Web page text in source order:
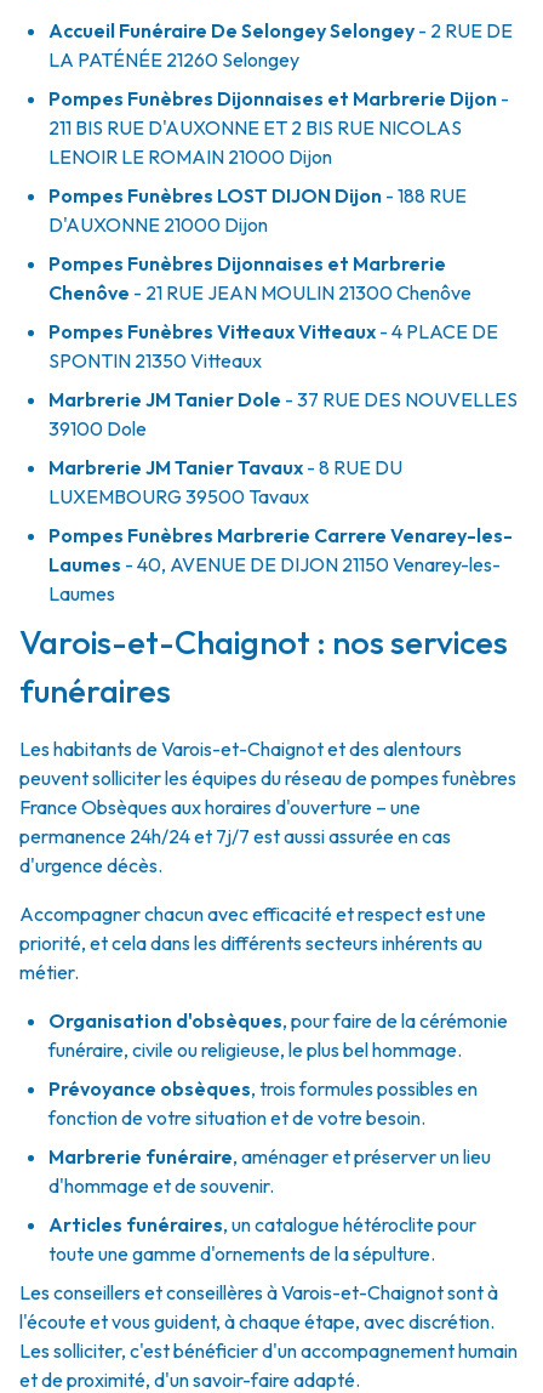
Accueil Funéraire De Selongey Selongey - 2 RUE DE
LA PATÉNÉE 21260 Selongey
Pompes Funèbres Dijonnaises et Marbrerie Dijon -
211 BIS RUE D'AUXONNE ET 2 BIS RUE NICOLAS
LENOIR LE ROMAIN 21000 Dijon
Pompes Funèbres LOST DIJON Dijon - 188 RUE
D'AUXONNE 21000 Dijon
Pompes Funèbres Dijonnaises et Marbrerie
Chenôve - 21 RUE JEAN MOULIN 21300Chenôve
Pompes Funèbres Vitteaux Vitteaux - 4 PLACE DE
SPONTIN 21350Vitteaux
Marbrerie JM Tanier Dole - 37 RUE DES NOUVELLES
39100 Dole
Marbrerie JM Tanier Tavaux - 8 RUE DU
LUXEMBOURG39500 Tavaux
Pompes Funèbres Marbrerie Carrere Venarey-les-
Laumes - 40, AVENUE DE DIJON 21150Venarey-les-
Laumes
Varois-et-Chaignot : nos services
funéraires
Les habitants de Varois-et-Chaignot et des alentours
peuvent solliciter les équipes du réseau de pompes funèbres
France Obsèques aux horaires d'ouverture – une
permanence 24h/24 et 7j/7 est aussi assurée en cas
d'urgence décès.
Accompagner chacun avec efficacité et respect est une
priorité, et cela dans les différents secteurs inhérents au
métier.
Organisation d'obsèques, pour faire de la cérémonie
funéraire, civile ou religieuse, le plus bel hommage.
Prévoyance obsèques, trois formules possibles en
fonction de votre situation et de votre besoin.
Marbrerie funéraire, aménager et préserver un lieu
d'hommage et de souvenir.
Articles funéraires, un catalogue hétéroclite pour
toute une gamme d'ornements de la sépulture.
Les conseillers et conseillères à Varois-et-Chaignot sont à
l'écoute et vous guident, à chaque étape, avec discrétion.
Les solliciter, c'est bénéficier d'un accompagnement humain
et de proximité, d'un savoir-faire adapté.